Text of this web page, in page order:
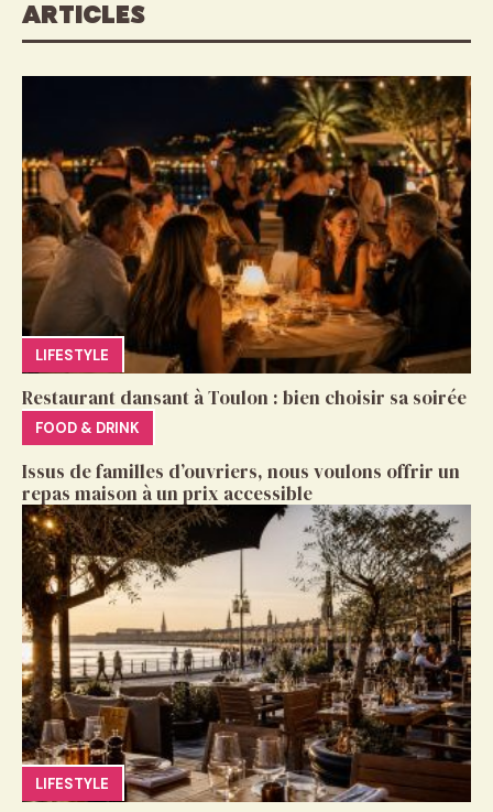
ARTICLES
LIFESTYLE
Restaurant dansant à Toulon : bien choisir sa soirée
FOOD & DRINK
Issus de familles d’ouvriers, nous voulons offrir un
repas maison à un prix accessible
LIFESTYLE